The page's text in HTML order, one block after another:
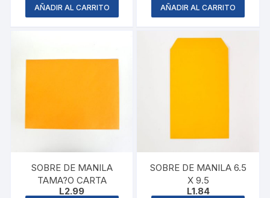
AÑADIR AL CARRITO AÑADIR AL CARRITO
SOBRE DE MANILA
TAMA?O CARTA
L2.99
SOBRE DE MANILA 6.5
X 9.5
L1.84